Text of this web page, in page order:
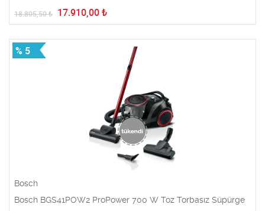
18.805,50₺ 17.910,00 ₺
% 5
Bosch
Bosch BGS41POW2 ProPower 700 W Toz Torbasız Süpürge